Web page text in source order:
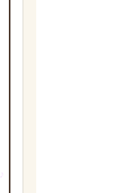
♪